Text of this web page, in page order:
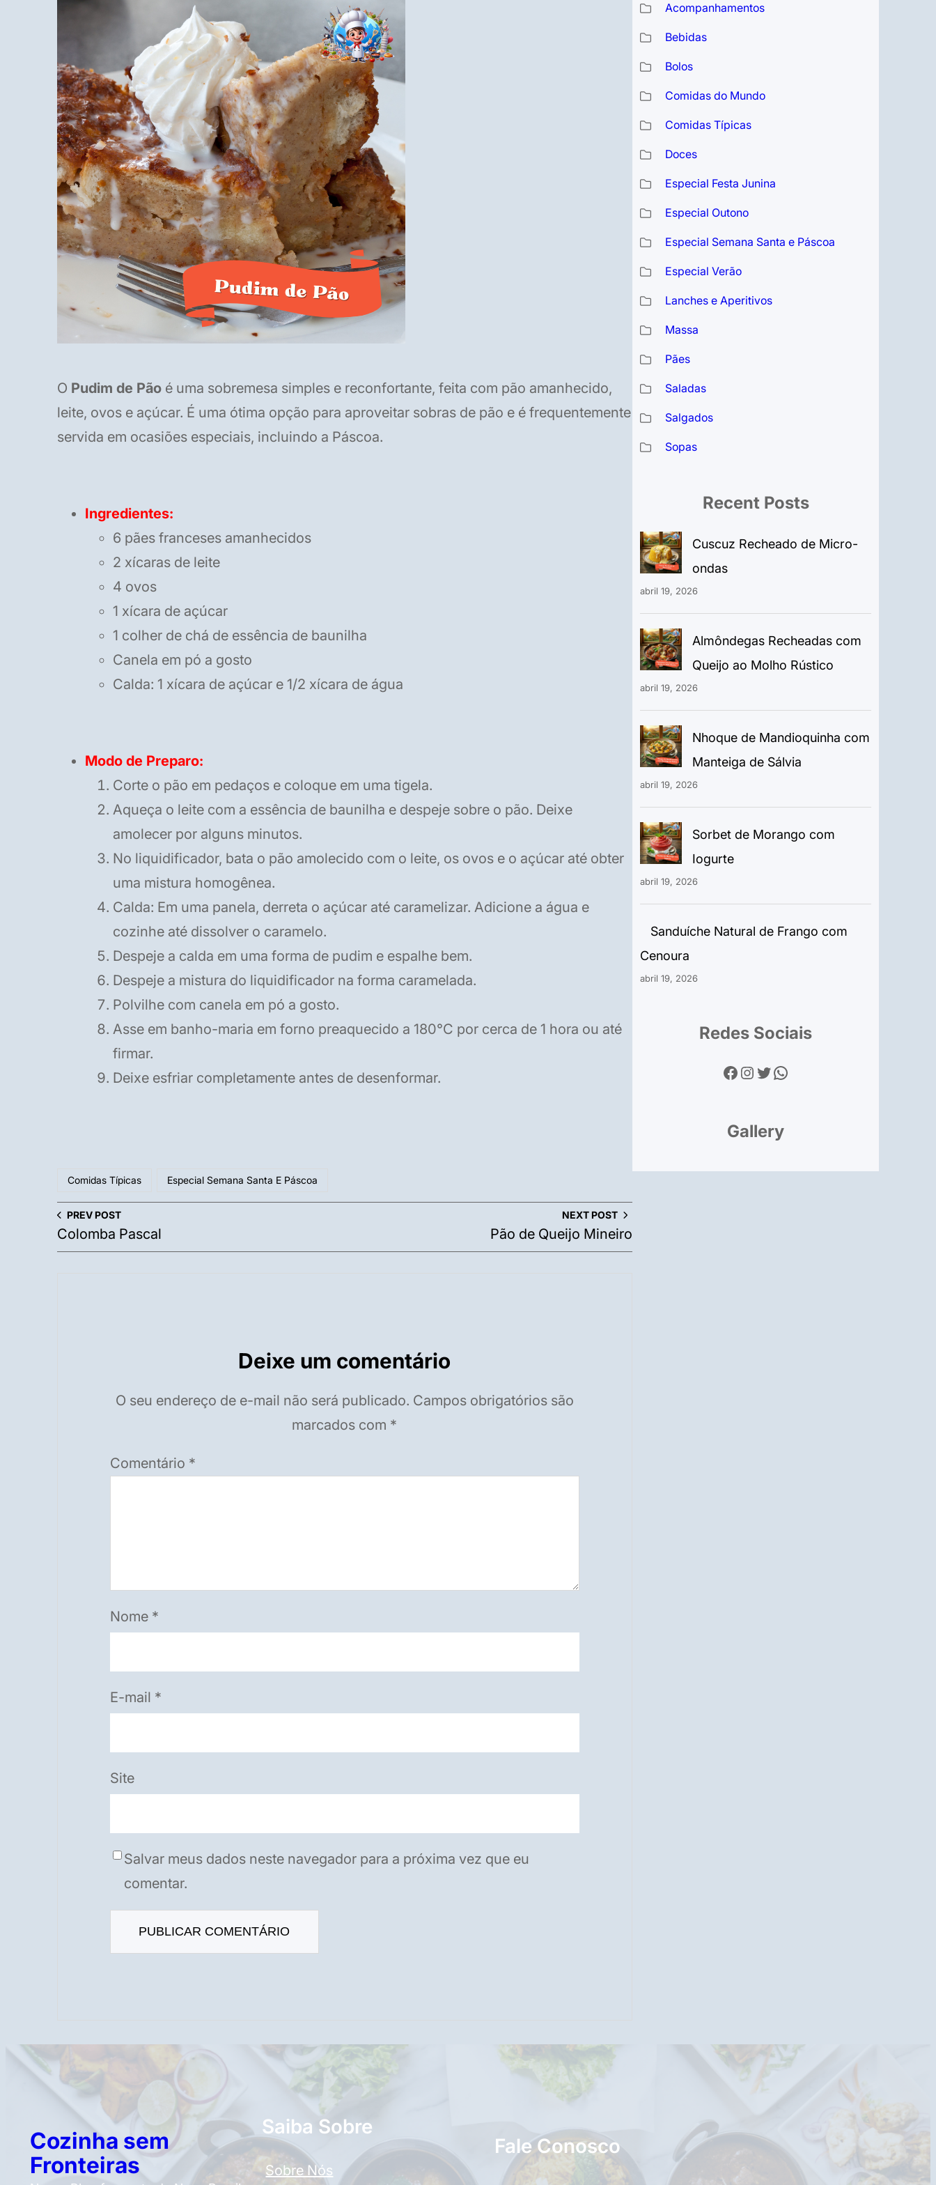
O Pudim de Pãoé uma sobremesa simples e reconfortante, feita com pão amanhecido,
leite, ovos e açúcar. É uma ótima opção para aproveitar sobras de pão e é frequentemente
servida em ocasiões especiais, incluindo a Páscoa.
Ingredientes:
6 pães franceses amanhecidos
2 xícaras de leite
4 ovos
1 xícara de açúcar
1 colher de chá de essência de baunilha
Canela em pó a gosto
Calda: 1 xícara de açúcar e 1/2 xícara de água
Modo de Preparo:
Corte o pão em pedaços e coloque em uma tigela.
Aqueça o leite com a essência de baunilha e despeje sobre o pão. Deixe
amolecer por alguns minutos.
No liquidificador, bata o pão amolecido com o leite, os ovos e o açúcar até obter
uma mistura homogênea.
Calda: Em uma panela, derreta o açúcar até caramelizar. Adicione a água e
cozinhe até dissolver o caramelo.
Despeje a calda em uma forma de pudim e espalhe bem.
Despeje a mistura do liquidificador na forma caramelada.
Polvilhe com canela em pó a gosto.
Asse em banho-maria em forno preaquecido a 180°C por cerca de 1 hora ou até
firmar.
Deixe esfriar completamente antes de desenformar.
Comidas Típicas Especial Semana Santa E Páscoa
PREV POST
Colomba Pascal
NEXT POST
Pão de Queijo Mineiro
Deixe um comentário
O seu endereço de e-mail não será publicado. Campos obrigatórios são
marcados com *
Comentário *
Nome *
E-mail *
Site
Salvar meus dados neste navegador para a próxima vez que eu
comentar.
Acompanhamentos
Bebidas
Bolos
Comidas do Mundo
Comidas Típicas
Doces
Especial Festa Junina
Especial Outono
Especial Semana Santa e Páscoa
Especial Verão
Lanches e Aperitivos
Massa
Pães
Saladas
Salgados
Sopas
Recent Posts
Cuscuz Recheado de Micro-
ondas
abril 19, 2026
Almôndegas Recheadas com
Queijo ao Molho Rústico
abril 19, 2026
Nhoque de Mandioquinha com
Manteiga de Sálvia
abril 19, 2026
Sorbet de Morango com
Iogurte
abril 19, 2026
Sanduíche Natural de Frango com
Cenoura
abril 19, 2026
Redes Sociais
Facebook Instagram Twitter WhatsApp
Gallery
Cozinha sem
Fronteiras
Saiba Sobre
Sobre Nós
Fale Conosco